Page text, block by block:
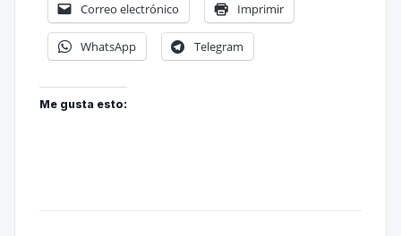
Correo electrónico Imprimir
WhatsApp Telegram
Me gusta esto: